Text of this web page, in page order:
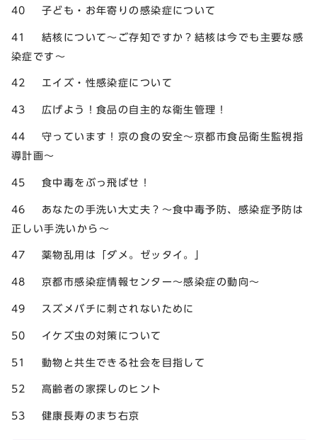
40 子ども・お年寄りの感染症について
41 結核について～ご存知ですか？結核は今でも主要な感
染症です～
42 エイズ・性感染症について
43 広げよう！食品の自主的な衛生管理！
44 守っています！京の食の安全～京都市食品衛生監視指
導計画～
45 食中毒をぶっ飛ばせ！
46 あなたの手洗い大丈夫？～食中毒予防、感染症予防は
正しい手洗いから～
47 薬物乱用は「ダメ。ゼッタイ。」
48 京都市感染症情報センター～感染症の動向～
49 スズメバチに刺されないために
50 イケズ虫の対策について
51 動物と共生できる社会を目指して
52 高齢者の家探しのヒント
53 健康長寿のまち右京